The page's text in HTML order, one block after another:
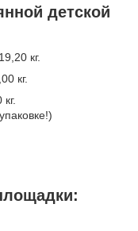
детской
кг.
кг.